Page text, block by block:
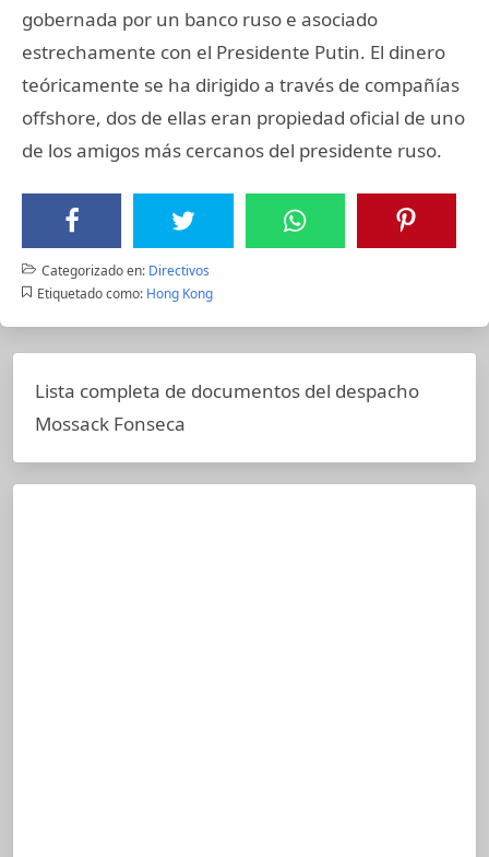
gobernada por un banco ruso e asociado
estrechamente con el Presidente Putin. El dinero
teóricamente se ha dirigido a través de compañías
offshore, dos de ellas eran propiedad oficial de uno
de los amigos más cercanos del presidente ruso.
Categorizado en: Directivos
Etiquetado como: Hong Kong
Lista completa de documentos del despacho
Mossack Fonseca